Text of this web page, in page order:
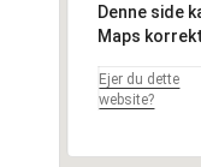
Denne side
Maps
Ejer du dette
website?